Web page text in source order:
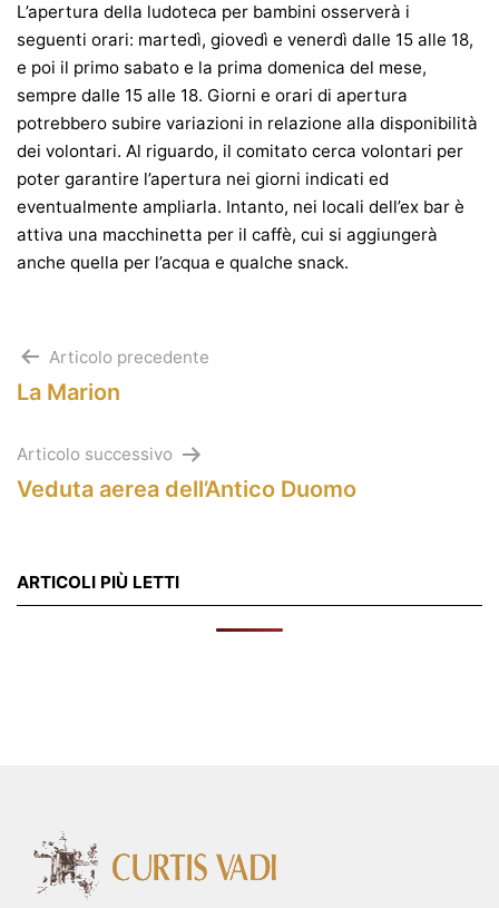
L’apertura della ludoteca per bambini osserverà i
seguenti orari: martedì, giovedì e venerdì dalle 15 alle 18,
e poi il primo sabato e la prima domenica del mese,
sempre dalle 15 alle 18. Giorni e orari di apertura
potrebbero subire variazioni in relazione alla disponibilità
dei volontari. Al riguardo, il comitato cerca volontari per
poter garantire l’apertura nei giorni indicati ed
eventualmente ampliarla. Intanto, nei locali dell’ex bar è
attiva una macchinetta per il caffè, cui si aggiungerà
anche quella per l’acqua e qualche snack.
Navigazione
Articolo precedente
La Marion
Articolo successivo
Veduta aerea dell’Antico Duomo
ARTICOLI PIÙ LETTI